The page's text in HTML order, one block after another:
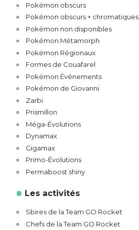
Pokémon obscurs
Pokémon obscurs + chromatiques
Pokémon non disponibles
Pokémon Métamorph
Pokémon Régionaux
Formes de Couafarel
Pokémon Événements
Pokémon de Giovanni
Zarbi
Prismillon
Méga-Évolutions
Dynamax
Gigamax
Primo-Évolutions
Permaboost shiny
Les activités
Sbires de la Team GO Rocket
Chefs de la Team GO Rocket